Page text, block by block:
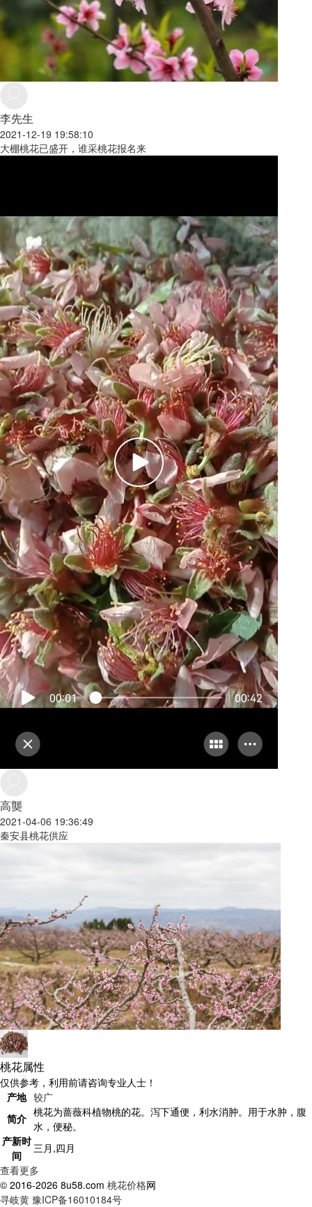
李先生
2021-12-19 19:58:10
大棚桃花已盛开，谁采桃花报名来
高龑
2021-04-06 19:36:49
秦安县桃花供应
桃花属性
仅供参考，利用前请咨询专业人士！
产地 较广
简介 桃花为蔷薇科植物桃的花。泻下通便，利水消肿。用于水肿，腹
水，便秘。
产新时
间
三月,四月
查看更多
© 2016-2026 8u58.com 桃花价格网
寻岐黄 豫ICP备16010184号